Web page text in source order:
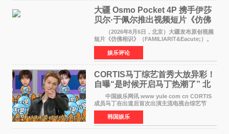
大疆 Osmo Pocket 4P 携手伊莎
贝尔·于佩尔推出视频短片《仿佛
相识》
（2026年8月6日，北京）大疆发布原创视频
短片《仿佛相识》（FAMILIARIT&Eacute;）。
视频短片由戛纳国际电影节最佳女演员伊莎贝尔·
于佩尔（Isabelle Huppert）主演，全程使用大
疆首款双主摄口
娱乐评论
CORTIS马丁综艺首秀大放异彩！
自曝“是时候开启马丁热潮了” 北
美巡演火热进行中
中国娱乐网讯 www yule com cn CORTIS
成员马丁在出道后首次出演主流电视台综艺节
目，展现了多才多艺的魅力。 马丁出演了5日
播出的MBC《Radio Star》Fashion与Passion
之间，I&lsquo;m
韩国娱乐